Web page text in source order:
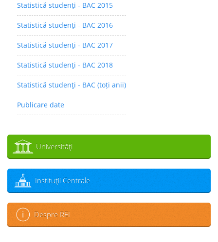
Statistică studenţi - BAC 2015
Statistică studenţi - BAC 2016
Statistică studenţi - BAC 2017
Statistică studenţi - BAC 2018
Statistică studenţi - BAC (toți anii)
Publicare date
Universităţi
Instituţii Centrale
Despre REI